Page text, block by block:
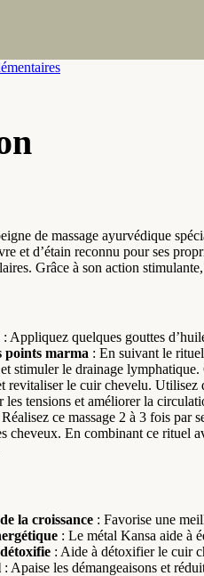
de massage ayurvédique
et d’étain reconnu pour ses
Grâce à son action
: Appliquez quelques gouttes
points marma : En suivant le
stimuler le drainage
revitaliser le cuir chevelu. Utilisez
les tensions et améliorer la
Réalisez ce massage 2 à 3 fois par
cheveux. En combinant ce rituel
la croissance : Favorise une
: Le métal Kansa aide à
: Aide à détoxifier le cuir
: Apaise les démangeaisons et